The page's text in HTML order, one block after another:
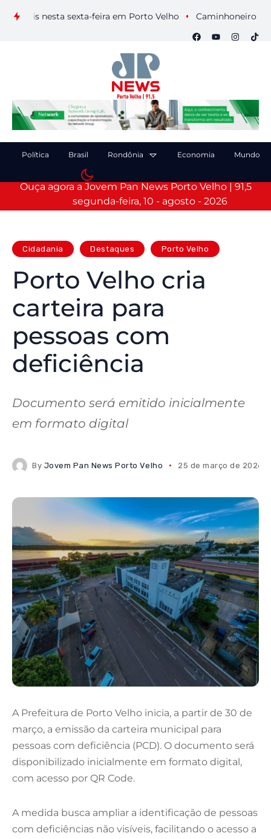
nesta sexta-feira em Porto Velho Caminhoneiro morre
Política Brasil Rondônia Economia Mundo
Ouça agora a Jovem Pan News Porto Velho | 91,5
segunda-feira, 10 - agosto - 2026
Cidadania Destaques Porto Velho
Porto Velho cria
carteira para
pessoas com
deficiência
Documento será emitido inicialmente
em formato digital
By Jovem Pan News Porto Velho 25 de março de 2026
A Prefeitura de Porto Velho inicia, a partir de 30 de
março, a emissão da carteira municipal para
pessoas com deficiência (PCD). O documento será
disponibilizado inicialmente em formato digital,
com acesso por QR Code.
A medida busca ampliar a identificação de pessoas
com deficiências não visíveis, facilitando o acesso a